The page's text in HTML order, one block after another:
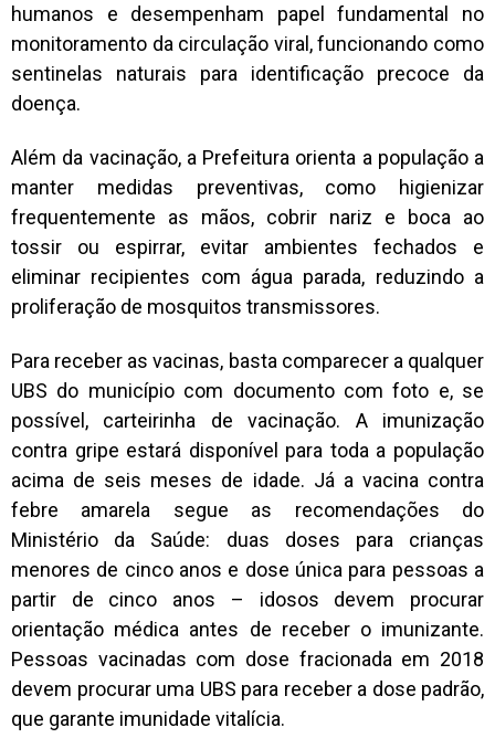
humanos e desempenham papel fundamental no
monitoramento da circulação viral, funcionando como
sentinelas naturais para identificação precoce da
doença.
Além da vacinação, a Prefeitura orienta a população a
manter medidas preventivas, como higienizar
frequentemente as mãos, cobrir nariz e boca ao
tossir ou espirrar, evitar ambientes fechados e
eliminar recipientes com água parada, reduzindo a
proliferação de mosquitos transmissores.
Para receber as vacinas, basta comparecer a qualquer
UBS do município com documento com foto e, se
possível, carteirinha de vacinação. A imunização
contra gripe estará disponível para toda a população
acima de seis meses de idade. Já a vacina contra
febre amarela segue as recomendações do
Ministério da Saúde: duas doses para crianças
menores de cinco anos e dose única para pessoas a
partir de cinco anos – idosos devem procurar
orientação médica antes de receber o imunizante.
Pessoas vacinadas com dose fracionada em 2018
devem procurar uma UBS para receber a dose padrão,
que garante imunidade vitalícia.